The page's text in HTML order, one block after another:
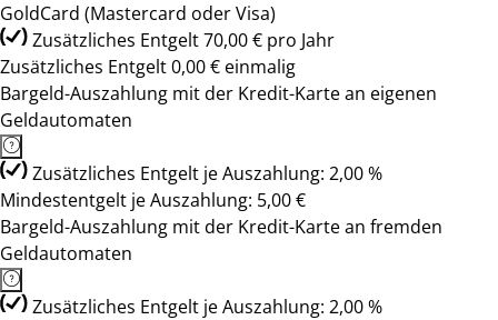
GoldCard (Mastercard oder Visa)
Zusätzliches Entgelt 70,00 € pro Jahr
Zusätzliches Entgelt 0,00 € einmalig
Bargeld-Auszahlung mit der Kredit-Karte an eigenen
Geldautomaten
Zusätzliches Entgelt je Auszahlung: 2,00 %
Mindestentgelt je Auszahlung: 5,00 €
Bargeld-Auszahlung mit der Kredit-Karte an fremden
Geldautomaten
Zusätzliches Entgelt je Auszahlung: 2,00 %